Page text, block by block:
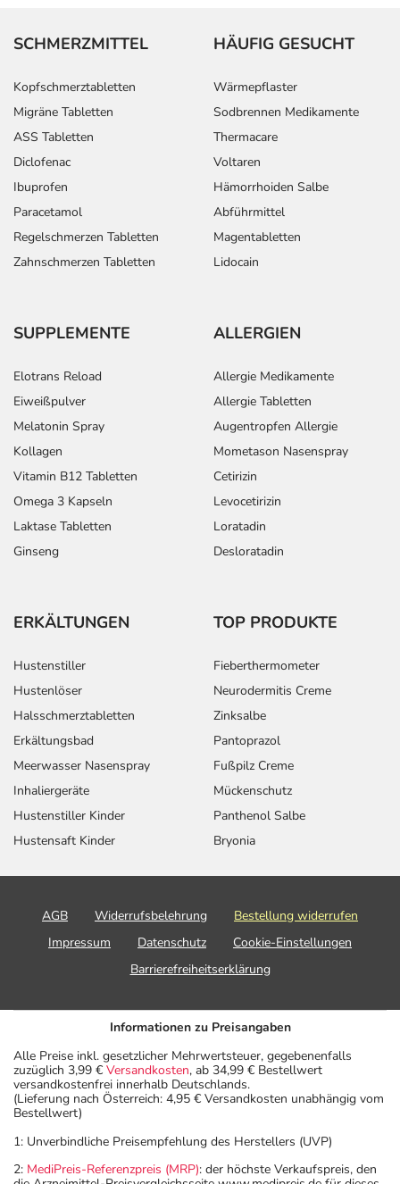
SCHMERZMITTEL
Kopfschmerztabletten
Migräne Tabletten
ASS Tabletten
Diclofenac
Ibuprofen
Paracetamol
Regelschmerzen Tabletten
Zahnschmerzen Tabletten
HÄUFIG GESUCHT
Wärmepflaster
Sodbrennen Medikamente
Thermacare
Voltaren
Hämorrhoiden Salbe
Abführmittel
Magentabletten
Lidocain
SUPPLEMENTE
Elotrans Reload
Eiweißpulver
Melatonin Spray
Kollagen
Vitamin B12 Tabletten
Omega 3 Kapseln
Laktase Tabletten
Ginseng
ALLERGIEN
Allergie Medikamente
Allergie Tabletten
Augentropfen Allergie
Mometason Nasenspray
Cetirizin
Levocetirizin
Loratadin
Desloratadin
ERKÄLTUNGEN
Hustenstiller
Hustenlöser
Halsschmerztabletten
Erkältungsbad
Meerwasser Nasenspray
Inhaliergeräte
Hustenstiller Kinder
Hustensaft Kinder
TOP PRODUKTE
Fieberthermometer
Neurodermitis Creme
Zinksalbe
Pantoprazol
Fußpilz Creme
Mückenschutz
Panthenol Salbe
Bryonia
AGB Widerrufsbelehrung
Bestellung widerrufen
Impressum
Datenschutz
Cookie-Einstellungen
Barrierefreiheitserklärung
Informationen zu Preisangaben
Alle Preise inkl. gesetzlicher Mehrwertsteuer, gegebenenfalls
zuzüglich 3,99 € Versandkosten, ab 34,99 € Bestellwert
versandkostenfrei innerhalb Deutschlands.
(Lieferung nach Österreich: 4,95 € Versandkosten unabhängig vom
Bestellwert)
1: Unverbindliche Preisempfehlung des Herstellers (UVP)
2: MediPreis-Referenzpreis (MRP): der höchste Verkaufspreis, den